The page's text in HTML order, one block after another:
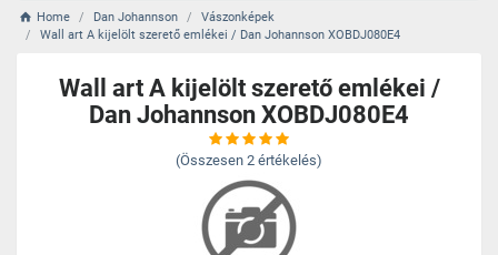
Home Dan Johannson
Vászonképek
Wall art A kijelölt szerető emlékei / Dan Johannson XOBDJ080E4
Wall art A kijelölt szerető emlékei /
Dan Johannson XOBDJ080E4
(Összesen 2 értékelés)